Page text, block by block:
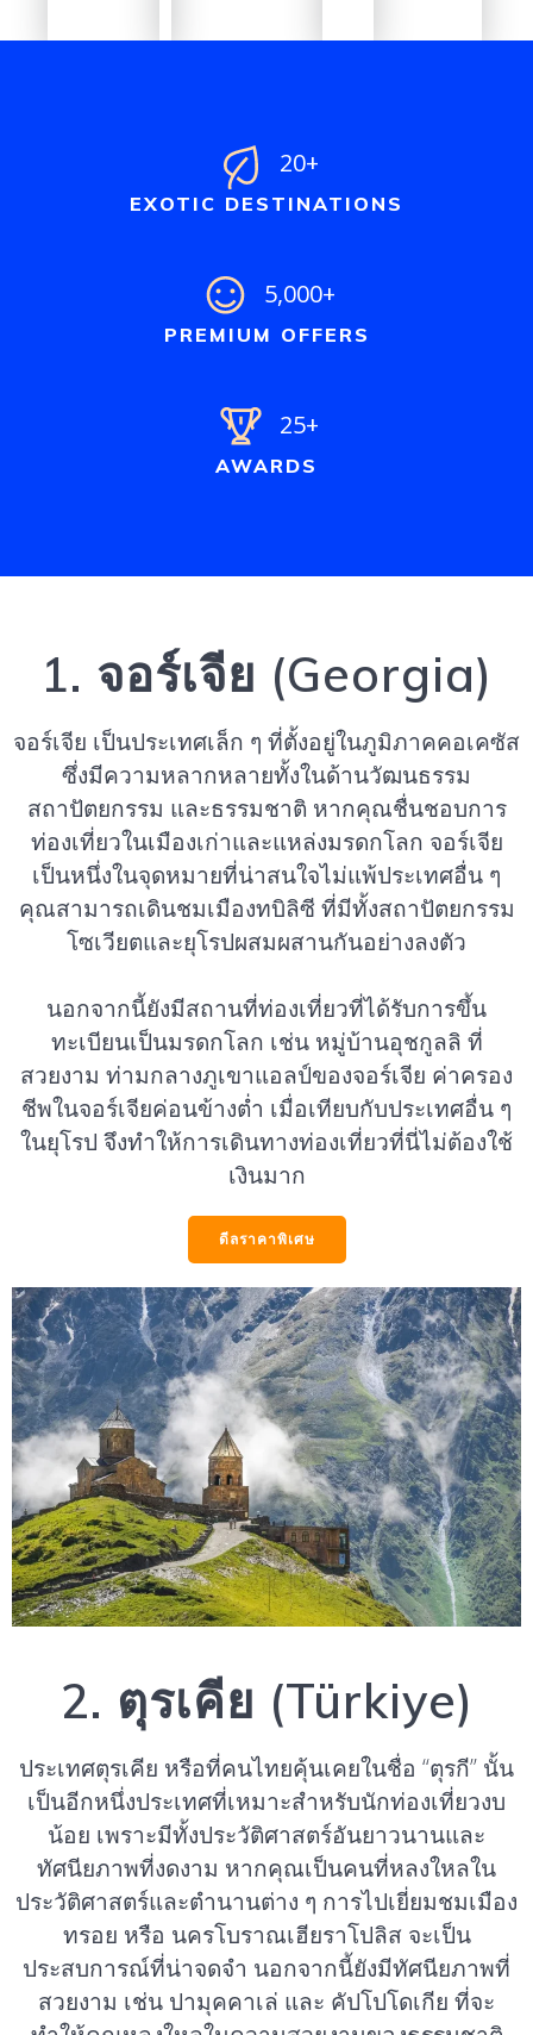
20+
EXOTIC DESTINATIONS
5,000+
PREMIUM OFFERS
25+
AWARDS
1. จอร์เจีย (Georgia)
จอร์เจีย เป็นประเทศเล็ก ๆ ที่ตั้งอยู่ในภูมิภาคคอเคซัส
ซึ่งมีความหลากหลายทั้งในด้านวัฒนธรรม
สถาปัตยกรรม และธรรมชาติ หากคุณชื่นชอบการ
ท่องเที่ยวในเมืองเก่าและแหล่งมรดกโลก จอร์เจีย
เป็นหนึ่งในจุดหมายที่น่าสนใจไม่แพ้ประเทศอื่น ๆ
คุณสามารถเดินชมเมืองทบิลิซี ที่มีทั้งสถาปัตยกรรม
โซเวียตและยุโรปผสมผสานกันอย่างลงตัว
นอกจากนี้ยังมีสถานที่ท่องเที่ยวที่ได้รับการขึ้น
ทะเบียนเป็นมรดกโลก เช่น หมู่บ้านอุชกูลลิ ที่
สวยงาม ท่ามกลางภูเขาแอลป์ของจอร์เจีย ค่าครอง
ชีพในจอร์เจียค่อนข้างต่ำ เมื่อเทียบกับประเทศอื่น ๆ
ในยุโรป จึงทำให้การเดินทางท่องเที่ยวที่นี่ไม่ต้องใช้
เงินมาก
ดีลราคาพิเศษ
2. ตุรเคีย (Türkiye)
ประเทศตุรเคีย หรือที่คนไทยคุ้นเคยในชื่อ “ตุรกี” นั้น
เป็นอีกหนึ่งประเทศที่เหมาะสำหรับนักท่องเที่ยวงบ
น้อย เพราะมีทั้งประวัติศาสตร์อันยาวนานและ
ทัศนียภาพที่งดงาม หากคุณเป็นคนที่หลงใหลใน
ประวัติศาสตร์และตำนานต่าง ๆ การไปเยี่ยมชมเมือง
ทรอย หรือ นครโบราณเฮียราโปลิส จะเป็น
ประสบการณ์ที่น่าจดจำ นอกจากนี้ยังมีทัศนียภาพที่
สวยงาม เช่น ปามุคคาเล่ และ คัปโปโดเกีย ที่จะ